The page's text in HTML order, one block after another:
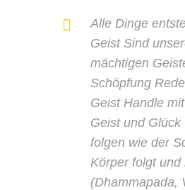
Alle Dinge
Geist Sind
mächtigen
Schöpfung
Geist Handle
Geist und Glück
folgen wie der
Körper folgt und
(Dhammapada,